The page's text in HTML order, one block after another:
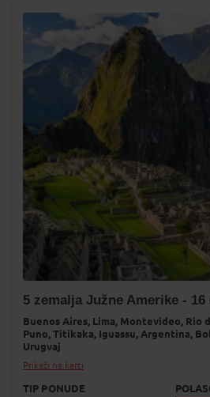
5 zemalja Južne Amerike - 16
Buenos Aires, Lima, Montevideo, Rio
Puno, Titikaka, Iguassu, Argentina,
Urugvaj
Prikaži na karti
TIP PONUDE